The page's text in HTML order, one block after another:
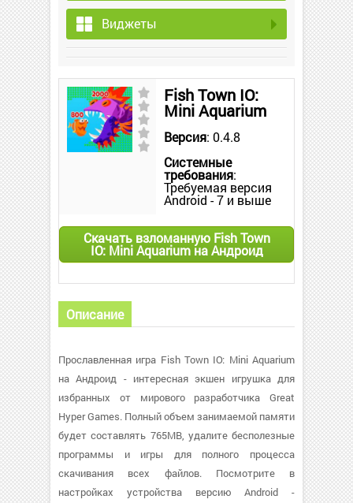
Виджеты
Fish Town IO:
Mini Aquarium
Версия: 0.4.8
Системные
требования:
Требуемая версия
Android - 7 и выше
Скачать взломанную Fish Town
IO: Mini Aquarium на Андроид
Описание
Прославленная игра Fish Town IO: Mini Aquarium
на Андроид - интересная экшен игрушка для
избранных от мирового разработчика Great
Hyper Games. Полный объем занимаемой памяти
будет составлять 765MB, удалите бесполезные
программы и игры для полного процесса
скачивания всех файлов. Посмотрите в
настройках устройства версию Android -